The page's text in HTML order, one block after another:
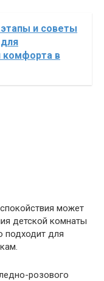
и советы
комфорта в
может
детской комнаты
подходит для
розового